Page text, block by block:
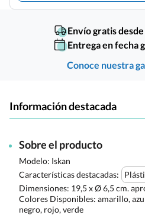
Envío gratis
Entrega en fecha
Conoce nuestra
Información destacada
Sobre el producto
Modelo: Iskan
Características destacadas:
Dimensiones: 19,5 x Ø 6,5 cm.
Colores Disponibles: amarillo,
negro, rojo, verde